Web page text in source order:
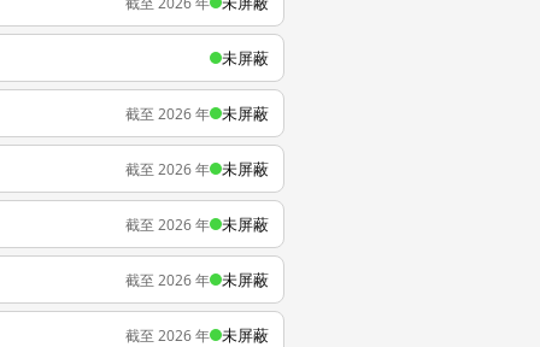
未屏蔽
截至 2026 年 未屏蔽
截至 2026 年 未屏蔽
截至 2026 年 未屏蔽
截至 2026 年 未屏蔽
截至 2026 年 未屏蔽